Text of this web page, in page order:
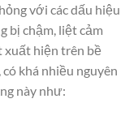
với các dấu hiệu
bị chậm, liệt cảm
xuất hiện trên bề
khá nhiều nguyên
này như: